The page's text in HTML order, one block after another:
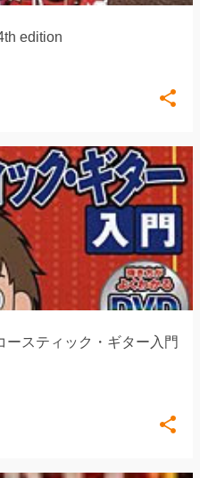
edition
ースティック・ギター入門